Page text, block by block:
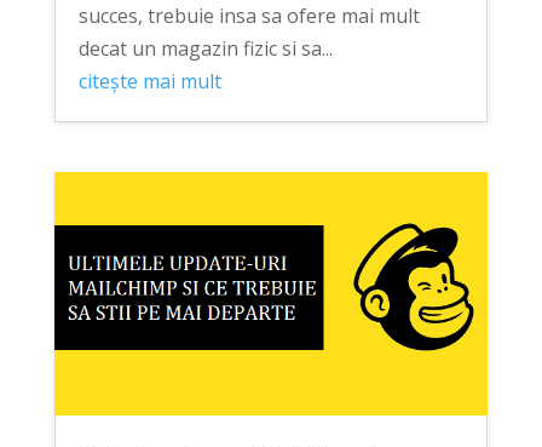
succes, trebuie insa sa ofere mai mult
decat un magazin fizic si sa...
citește mai mult